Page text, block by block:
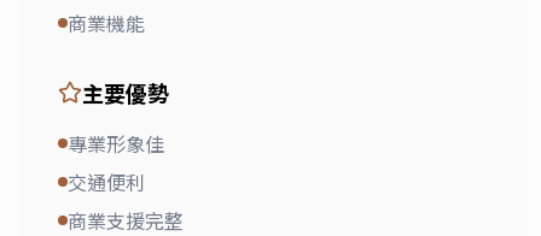
商業機能
主要優勢
專業形象佳
交通便利
商業支援完整